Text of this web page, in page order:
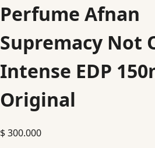
Perfume Afnan
Supremacy Not
Intense EDP
Original
$300.000